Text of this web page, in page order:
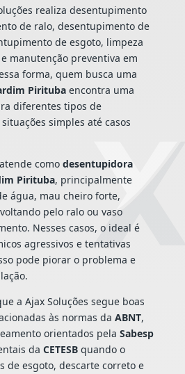
realiza desentupimento
de ralo, desentupimento de
de esgoto, limpeza
manutenção preventiva em
forma, quem busca uma
Piritubaencontra uma
diferentes tipos de
simples até casos
como desentupidora
Pirituba, principalmente
água, mau cheiro forte,
pelo ralo ou vaso
Nesses casos, o ideal é
agressivos e tentativas
pode piorar o problema e
a Ajax Soluções segue boas
às normas da ABNT,
orientados pela Sabesp
da CETESBquando o
de esgoto, descarte correto e